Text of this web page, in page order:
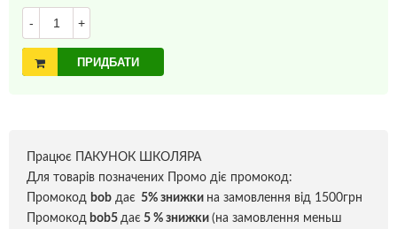
- +
ПРИДБАТИ
Працює ПАКУНОК ШКОЛЯРА
Для товарів позначених Промо діє промокод:
Промокод bob дає 5% знижки на замовлення від 1500грн
Промокод bob5 дає 5 % знижки (на замовлення меньш